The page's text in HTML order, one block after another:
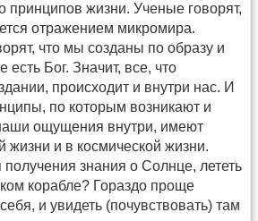
принципов жизни. Ученые говорят,
отражением микромира.
что мы созданы по образу и
есть Бог. Значит, все, что
происходит и внутри нас. И
по которым возникают и
ощущения внутри, имеют
жизни и в космической жизни.
получения знания о Солнце, лететь
корабле? Гораздо проще
и увидеть (почувствовать) там